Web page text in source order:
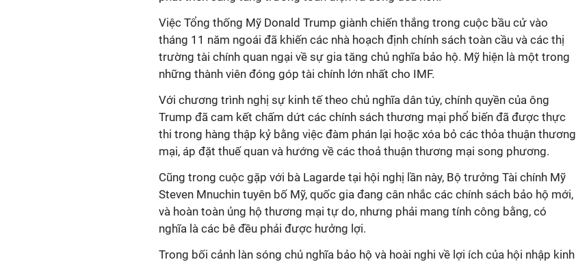
Việc Tổng thống Mỹ Donald Trump giành chiến thắng trong cuộc bầu cử vào
tháng 11 năm ngoái đã khiến các nhà hoạch định chính sách toàn cầu và các thị
trường tài chính quan ngại về sự gia tăng chủ nghĩa bảo hộ. Mỹ hiện là một trong
những thành viên đóng góp tài chính lớn nhất cho IMF.
Với chương trình nghị sự kinh tế theo chủ nghĩa dân túy, chính quyền của ông
Trump đã cam kết chấm dứt các chính sách thương mại phổ biến đã được thực
thi trong hàng thập kỷ bằng việc đàm phán lại hoặc xóa bỏ các thỏa thuận thương
mại, áp đặt thuế quan và hướng về các thoả thuận thương mại song phương.
Cũng trong cuộc gặp với bà Lagarde tại hội nghị lần này, Bộ trưởng Tài chính Mỹ
Steven Mnuchin​ tuyên bố Mỹ, quốc gia đang cân nhắc các chính sách bảo hộ mới,
và hoàn toàn ủng hộ thương mại tự do, nhưng phải mang tính công bằng, có
nghĩa là các bê đều phải được hưởng lợi.
Trong bối cảnh làn sóng chủ nghĩa bảo hộ và hoài nghi về lợi ích của hội nhập kinh